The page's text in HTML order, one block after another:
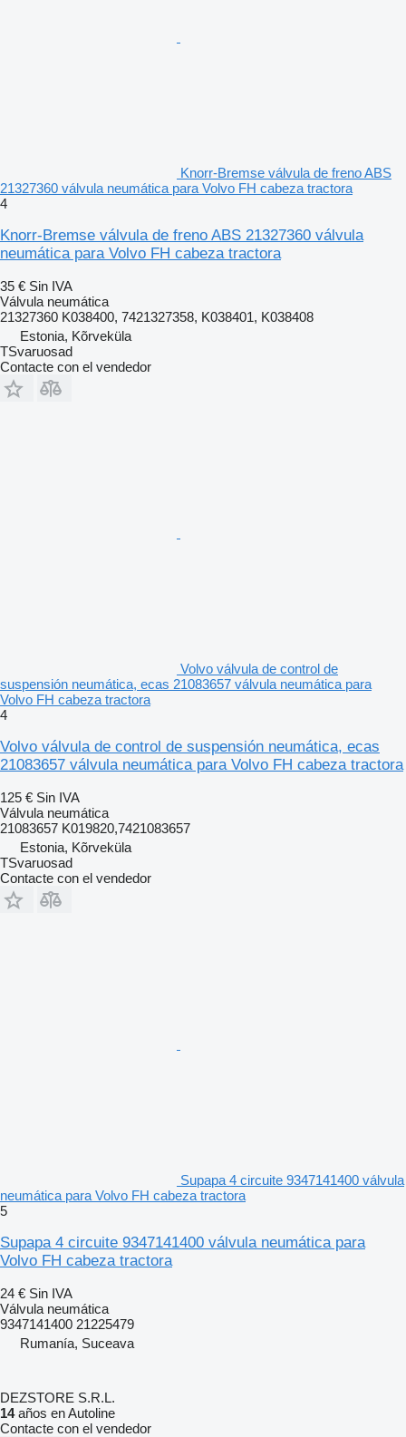
Knorr-Bremse válvula de freno ABS
21327360 válvula neumática para Volvo FH cabeza tractora
4
Knorr-Bremse válvula de freno ABS 21327360 válvula
neumática para Volvo FH cabeza tractora
35 € Sin IVA
Válvula neumática
21327360 K038400, 7421327358, K038401, K038408
Estonia, Kõrveküla
TSvaruosad
Contacte con el vendedor
Volvo válvula de control de
suspensión neumática, ecas 21083657 válvula neumática para
Volvo FH cabeza tractora
4
Volvo válvula de control de suspensión neumática, ecas
21083657 válvula neumática para Volvo FH cabeza tractora
125 € Sin IVA
Válvula neumática
21083657 K019820,7421083657
Estonia, Kõrveküla
TSvaruosad
Contacte con el vendedor
Supapa 4 circuite 9347141400 válvula
neumática para Volvo FH cabeza tractora
5
Supapa 4 circuite 9347141400 válvula neumática para
Volvo FH cabeza tractora
24 € Sin IVA
Válvula neumática
9347141400 21225479
Rumanía, Suceava
DEZSTORE S.R.L.
14años en Autoline
Contacte con el vendedor